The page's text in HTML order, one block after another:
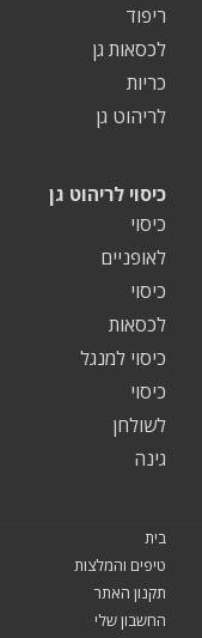
ריפוד
לכסאות גן
כריות
לריהוט גן
כיסוי לריהוט גן
כיסוי
לאופניים
כיסוי
לכסאות
כיסוי למנגל
כיסוי
לשולחן
גינה
בית
טיפים והמלצות
תקנון האתר
החשבון שלי